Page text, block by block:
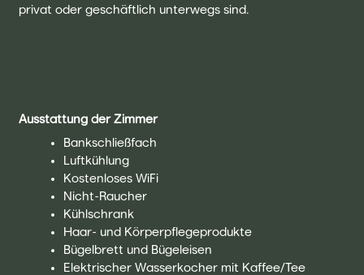
privat oder geschäftlich unterwegs sind.
Ausstattung der Zimmer
Bankschließfach
Luftkühlung
Kostenloses WiFi
Nicht-Raucher
Kühlschrank
Haar- und Körperpflegeprodukte
Bügelbrett und Bügeleisen
Elektrischer Wasserkocher mit Kaffee/Tee